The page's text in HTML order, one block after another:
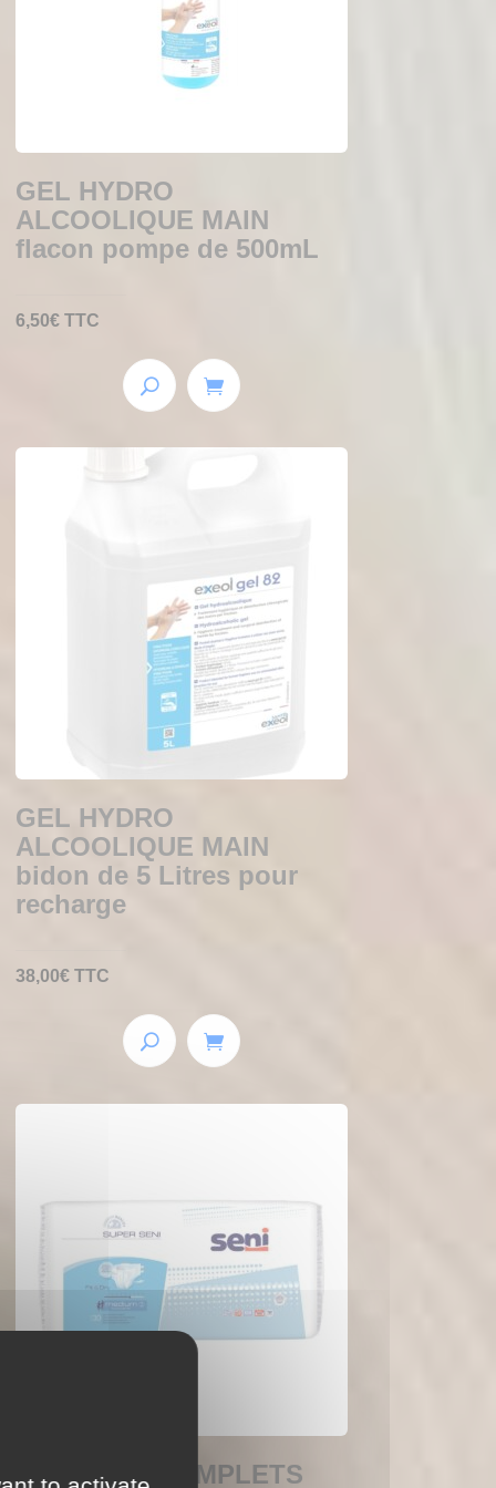
GEL HYDRO
ALCOOLIQUE MAIN
flacon pompe de 500mL
6,50€ TTC
GEL HYDRO
ALCOOLIQUE MAIN
bidon de 5 Litres pour
recharge
38,00€ TTC
CHANGES COMPLETS